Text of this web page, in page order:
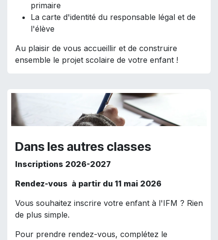
primaire
La carte d'identité du responsable légal et de
l'élève
Au plaisir de vous accueillir et de construire
ensemble le projet scolaire de votre enfant !
Dans les autres classes
Inscriptions 2026-2027
Rendez-vous à partir du 11 mai 2026
Vous souhaitez inscrire votre enfant à l'IFM ? Rien
de plus simple.
Pour prendre rendez-vous, complétez le